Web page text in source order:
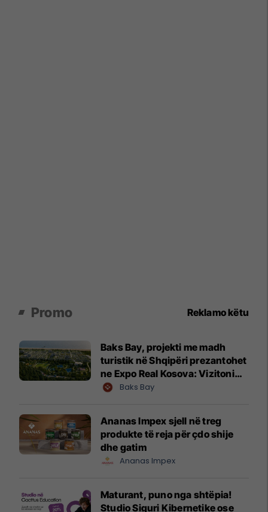
Promo Reklamo këtu
Baks Bay, projekti me madh
turistik në Shqipëri prezantohet
ne Expo Real Kosova: Vizitoni
shtandin dhe zbuloni
Baks Bay
Ananas Impex sjell në treg
produkte të reja për çdo shije
dhe gatim
Ananas Impex
Maturant, puno nga shtëpia!
Studio Siguri Kibernetike ose